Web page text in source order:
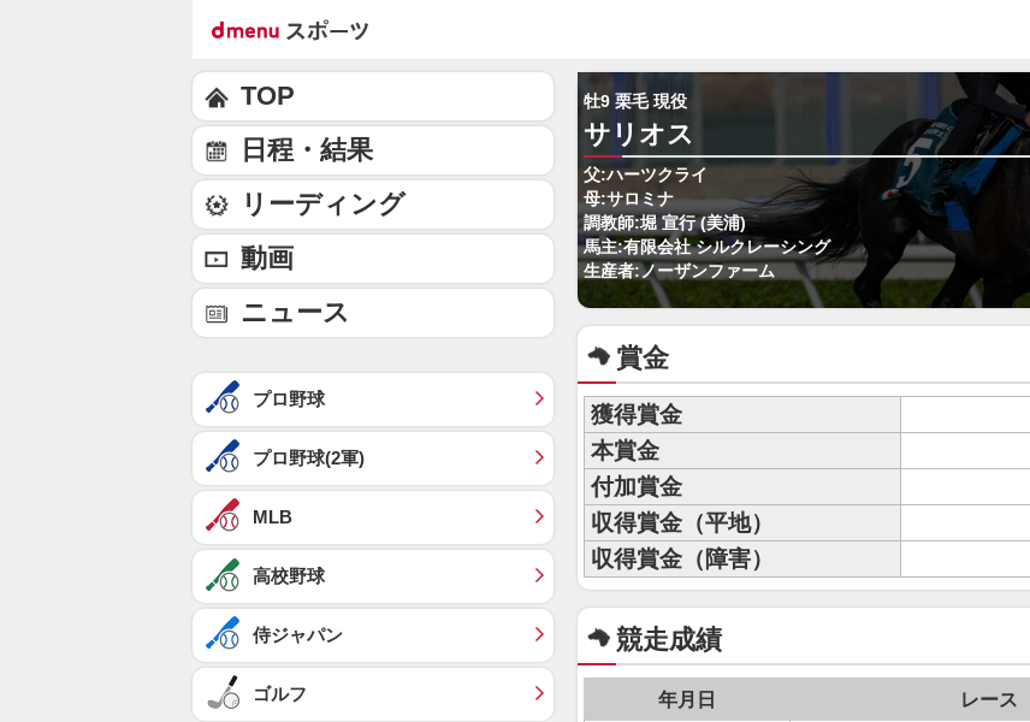
牡9 栗毛 現役
サリオス
父:ハーツクライ
母:サロミナ
調教師:堀 宣行 (美浦)
馬主:有限会社 シルクレーシング
生産者:ノーザンファーム
賞金
獲得賞金
本賞金
付加賞金
収得賞金（平地）
収得賞金（障害）
競走成績
年月日 レース
TOP
日程・結果
リーディング
動画
ニュース
プロ野球
プロ野球(2軍)
MLB
高校野球
侍ジャパン
ゴルフ